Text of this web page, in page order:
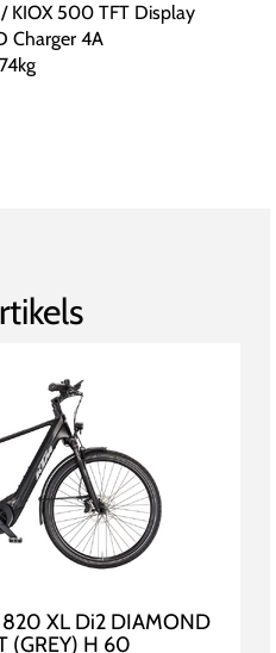
KIOX 500 TFT Display
Charger 4A
820 XL Di2 DIAMOND
(GREY) H 60